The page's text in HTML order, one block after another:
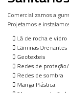
Comercializamos
Projetamos e
Lã de rocha e vidro
Lâminas Drenantes
Geotexteis
Redes de
Redes de sombra
Manga Plástica